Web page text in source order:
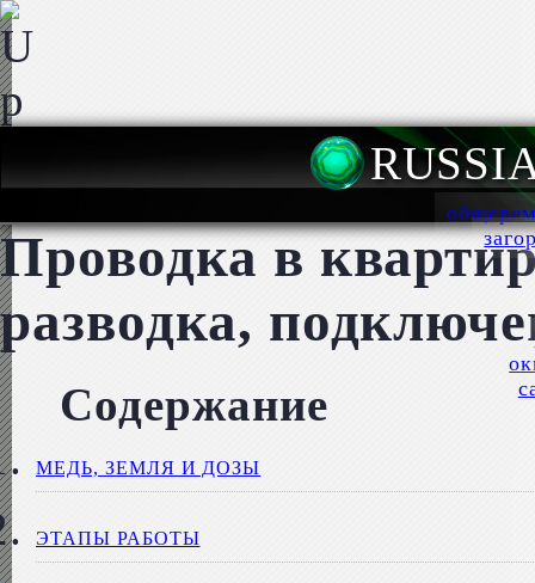
Проводка в
разводка,
Содержание
МЕДЬ, ЗЕМЛЯ И ДОЗЫ
ЭТАПЫ РАБОТЫ